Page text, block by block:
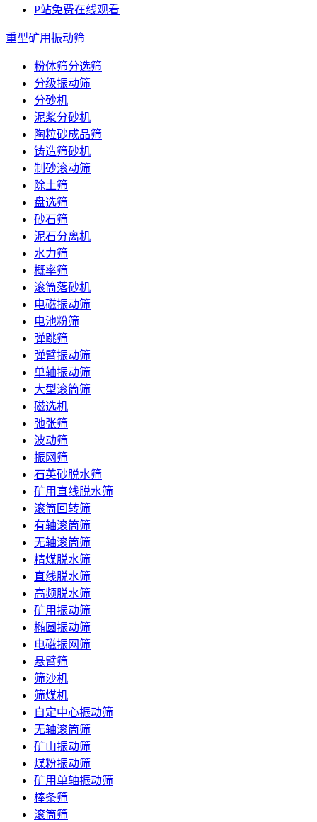
P站免费在线观看
重型矿用振动筛
粉体筛分选筛
分级振动筛
分砂机
泥浆分砂机
陶粒砂成品筛
铸造筛砂机
制砂滚动筛
除土筛
盘选筛
砂石筛
泥石分离机
水力筛
概率筛
滚筒落砂机
电磁振动筛
电池粉筛
弹跳筛
弹臂振动筛
单轴振动筛
大型滚筒筛
磁选机
弛张筛
波动筛
振网筛
石英砂脱水筛
矿用直线脱水筛
滚筒回转筛
有轴滚筒筛
无轴滚筒筛
精煤脱水筛
直线脱水筛
高频脱水筛
矿用振动筛
椭圆振动筛
电磁振网筛
悬臂筛
筛沙机
筛煤机
自定中心振动筛
无轴滚筒筛
矿山振动筛
煤粉振动筛
矿用单轴振动筛
棒条筛
滚筒筛